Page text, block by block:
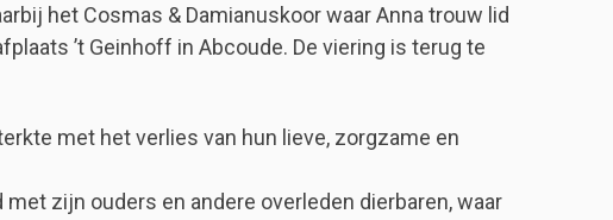
het Cosmas & Damianuskoor waar Anna trouw lid
’t Geinhoff in Abcoude. De viering is terug te
met het verlies van hun lieve, zorgzame en
zijn ouders en andere overleden dierbaren, waar